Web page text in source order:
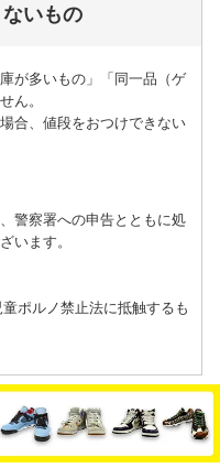
いもの
が多いもの」「同一品（ゲ
ん。
合、値段をおつけできない
警察署への申告とともに処
います。
ポルノ禁止法に抵触するも